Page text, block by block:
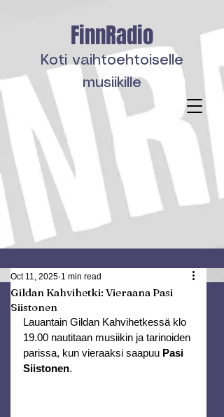
FinnRadio
Koti vaihtoehtoiselle
musiikille
Gildan Kahvihetki: Vieraana Pasi
Siistonen
Oct 11, 2025 1 min read
Lauantain Gildan Kahvihetkessä klo
19.00 nautitaan musiikin ja tarinoiden
parissa, kun vieraaksi saapuu Pasi
Siistonen.